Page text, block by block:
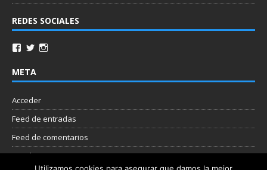
REDES SOCIALES
META
Acceder
Feed de entradas
Feed de comentarios
WordPress.org